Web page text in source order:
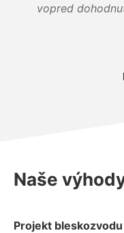
vopred
Naše
Projekt